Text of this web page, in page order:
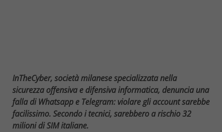
InTheCyber, società milanese specializzata nella
sicurezza offensiva e difensiva informatica, denuncia una
falla di Whatsapp e Telegram: violare gli account sarebbe
facilissimo. Secondo i tecnici, sarebbero a rischio 32
milioni di SIM italiane.